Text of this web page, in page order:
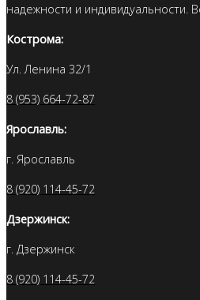
надежности и индивидуальности.
Кострома:
Ул. Ленина 32/1
8 (953) 664-72-87
Ярославль:
г. Ярославль
8 (920) 114-45-72
Дзержинск:
г. Дзержинск
8 (920) 114-45-72